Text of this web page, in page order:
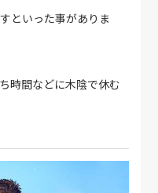
といった事がありま
時間などに木陰で休む